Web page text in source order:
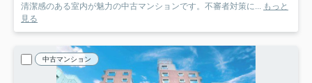
清潔感のある室内が魅力の中古マンションです。不審者対策に... もっと
見る
中古マンション